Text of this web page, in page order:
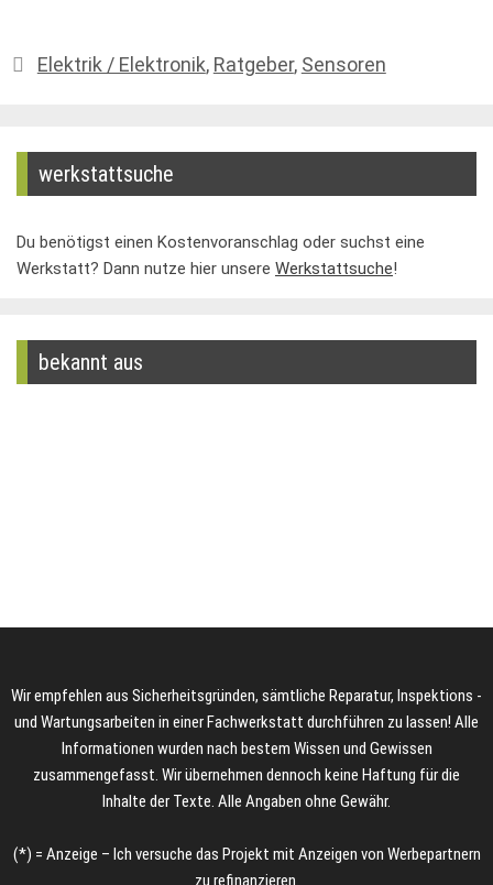
Kategorien
Elektrik / Elektronik, Ratgeber, Sensoren
werkstattsuche
Du benötigst einen Kostenvoranschlag oder suchst eine
Werkstatt? Dann nutze hier unsere Werkstattsuche!
bekannt aus
Wir empfehlen aus Sicherheitsgründen, sämtliche Reparatur, Inspektions -
und Wartungsarbeiten in einer Fachwerkstatt durchführen zu lassen! Alle
Informationen wurden nach bestem Wissen und Gewissen
zusammengefasst. Wir übernehmen dennoch keine Haftung für die
Inhalte der Texte. Alle Angaben ohne Gewähr.
(*) = Anzeige – Ich versuche das Projekt mit Anzeigen von Werbepartnern
zu refinanzieren.